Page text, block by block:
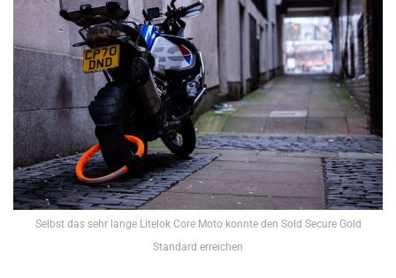
Selbst das sehr lange Litelok Core Moto konnte den Sold Secure Gold
Standard erreichen